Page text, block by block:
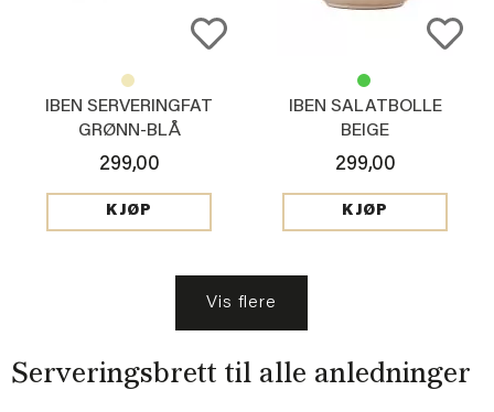
IBEN SERVERINGFAT
GRØNN-BLÅ
299,00
KJØP
IBEN SALATBOLLE
BEIGE
299,00
KJØP
Vis flere
Serveringsbrett til alle anledninger